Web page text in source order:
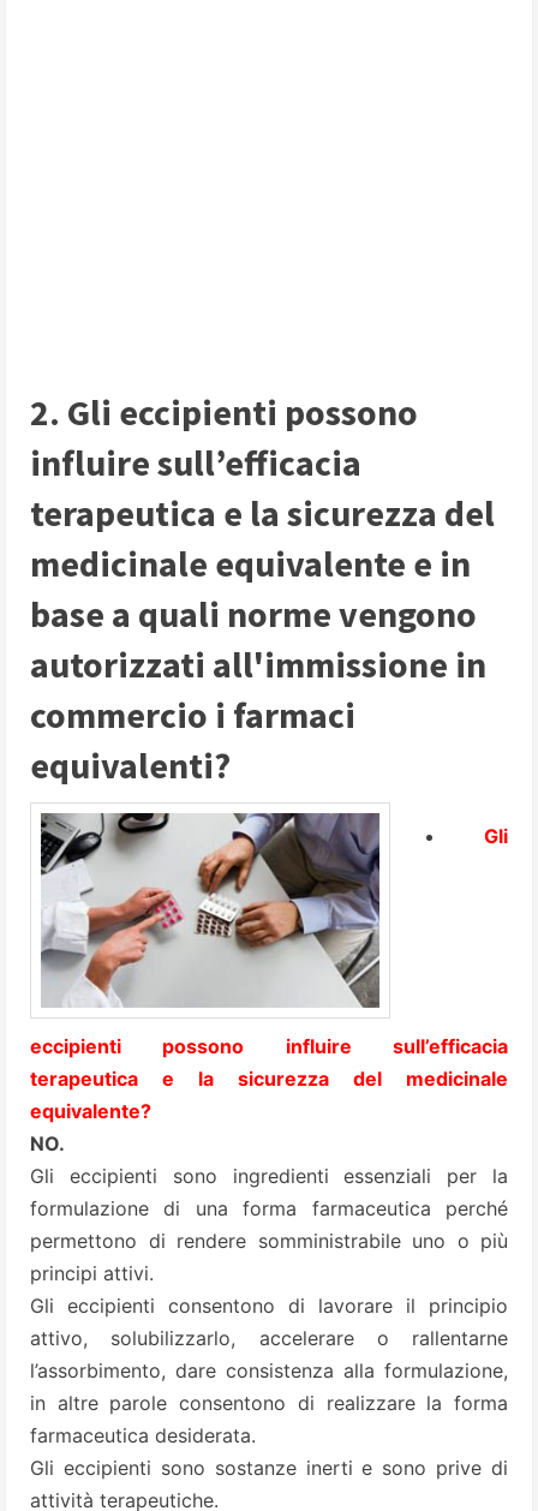
2. Gli eccipienti possono
influire sull’efficacia
terapeutica e la sicurezza del
medicinale equivalente e in
base a quali norme vengono
autorizzati all'immissione in
commercio i farmaci
equivalenti?
Gli
eccipienti possono influire sull’efficacia
terapeutica e la sicurezza del medicinale
equivalente?
NO.
Gli eccipienti sono ingredienti essenziali per la
formulazione di una forma farmaceutica perché
permettono di rendere somministrabile uno o più
principi attivi.
Gli eccipienti consentono di lavorare il principio
attivo, solubilizzarlo, accelerare o rallentarne
l’assorbimento, dare consistenza alla formulazione,
in altre parole consentono di realizzare la forma
farmaceutica desiderata.
Gli eccipienti sono sostanze inerti e sono prive di
attività terapeutiche.